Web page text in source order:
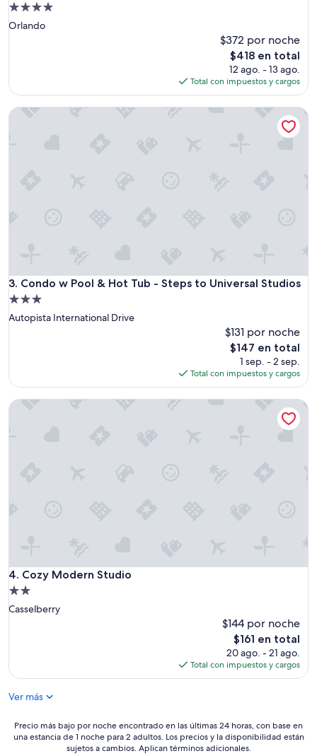
Propiedad
de
Orlando
$372 por noche
El
precio
actual
es
de
$418 en total
12 ago. - 13 ago.
Total con impuestos y cargos
3. Condo w Pool & Hot Tub - Steps to Universal Studios
Condo w Pool & Hot Tub - Steps to Universal Studios
Propiedad
de
Autopista International Drive
$131 por noche
El
precio
actual
es
de
$147 en total
1 sep. - 2 sep.
Total con impuestos y cargos
Condo w Pool & Hot Tub - Steps to Universal Studios
4. Cozy Modern Studio
Cozy Modern Studio
Propiedad
de
Casselberry
$144 por noche
El
precio
actual
es
$161 en total
20 ago. - 21 ago.
Total con impuestos y cargos
Cozy Modern Studio
Ver más
Precio
más
Precio más bajo por noche encontrado en las últimas 24 horas, con base en
una estancia de 1 noche para 2 adultos. Los precios y la disponibilidad están
sujetos a cambios. Aplican términos adicionales.